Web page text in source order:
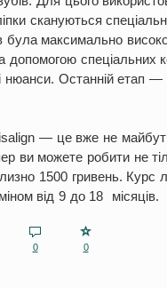
скануються
була максимально
допомогою
нюанси. Останній етап —
— це вже не
ви можете робити не
1500 гривень. Курс
від 9 до 18 місяців.
0 0